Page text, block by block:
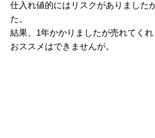
仕入れ値的にはリスクがありました
た。
結果、1年かかりましたが売れてく
おススメはできませんが。